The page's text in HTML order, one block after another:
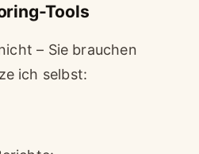
Tools
– Sie brauchen
ich selbst: